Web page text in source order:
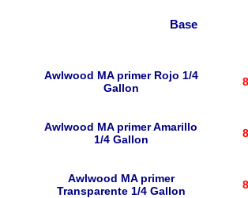
Base
Awlwood MA primer Rojo 1/4
Gallon
Awlwood MA primer Amarillo
1/4 Gallon
Awlwood MA primer
Transparente 1/4 Gallon